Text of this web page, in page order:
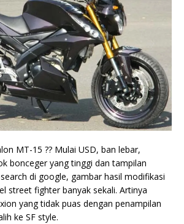
MT-15 ?? Mulai USD, ban lebar,
bonceger yang tinggi dan tampilan
di google, gambar hasil modifikasi
street fighter banyak sekali. Artinya
yang tidak puas dengan penampilan
ke SF style.